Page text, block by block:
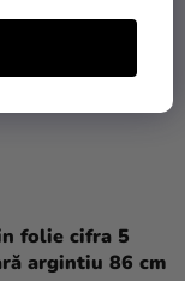
folie cifra 5
argintiu 86 cm